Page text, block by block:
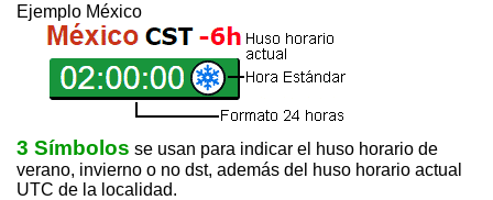
Ejemplo México
3 Símbolos se usan para indicar el huso horario de
verano, invierno o no dst, además del huso horario actual
UTC de la localidad.